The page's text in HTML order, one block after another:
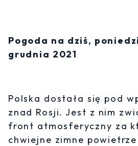
Pogoda na dziś,
grudnia 2021
Polska dostała się pod
znad Rosji. Jest z nim
front atmosferyczny za
chwiejne zimne